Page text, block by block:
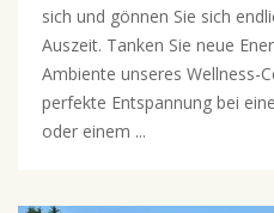
sich und gönnen Sie sich
Auszeit. Tanken Sie neue
Ambiente unseres Wellness-
perfekte Entspannung bei
oder einem ...